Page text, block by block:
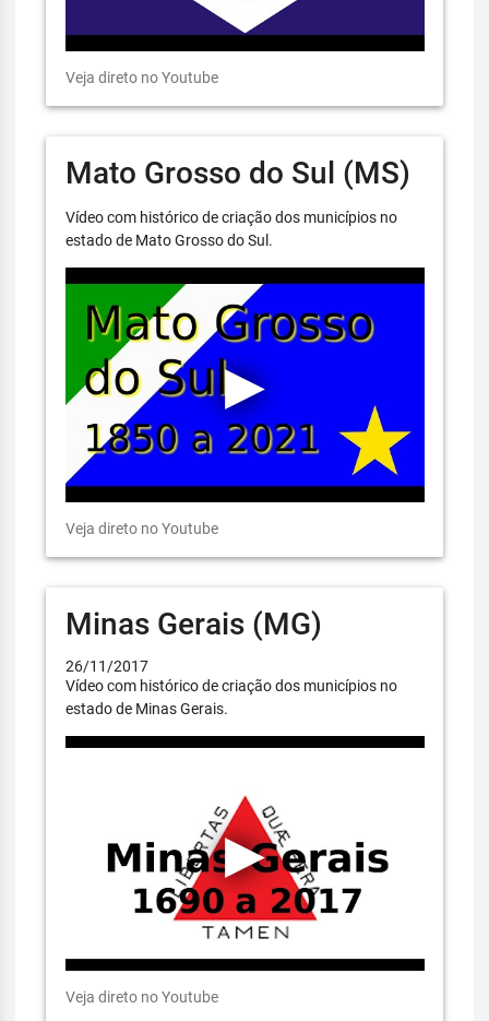
Veja direto no Youtube
Mato Grosso do Sul (MS)
Vídeo com histórico de criação dos municípios no
estado de Mato Grosso do Sul.
Veja direto no Youtube
Minas Gerais (MG)
26/11/2017
Vídeo com histórico de criação dos municípios no
estado de Minas Gerais.
Veja direto no Youtube